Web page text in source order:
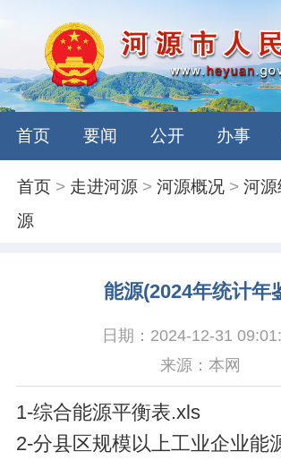
首页 要闻 公开 办事
首页 > 走进河源 >河源概况 >河源
源
能源(2024年统计年
日期：2024-12-31
来源：本网
1-综合能源平衡表.xls
2-分县区规模以上工业企业能